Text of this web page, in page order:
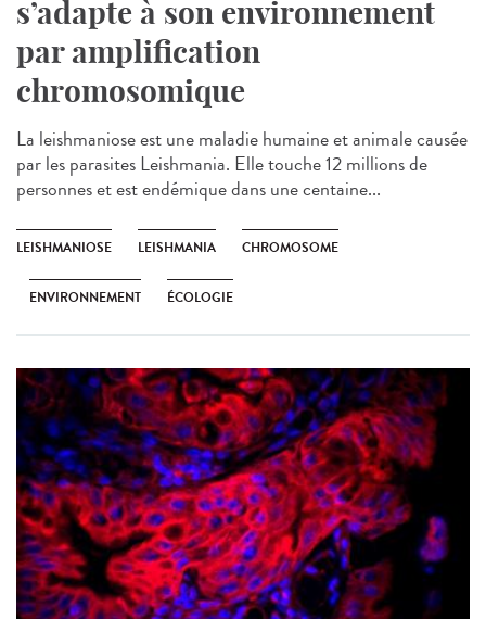
s’adapte à son environnement
par amplification
chromosomique
La leishmaniose est une maladie humaine et animale causée
par les parasites Leishmania. Elle touche 12 millions de
personnes et est endémique dans une centaine...
LEISHMANIOSE LEISHMANIA CHROMOSOME
ENVIRONNEMENT ÉCOLOGIE